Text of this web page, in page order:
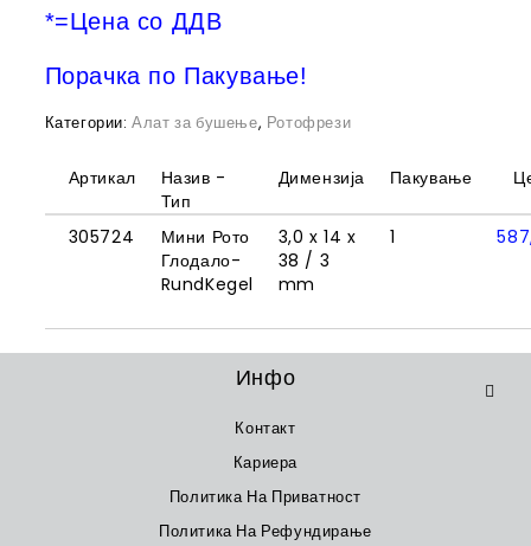
*=Цена со ДДВ
Порачка по Пакување!
Категории:Алат за бушење, Ротофрези
Артикал
Назив -
Тип
Димензија Пакување
305724
Мини Рото
Глодало-
RundKegel
3,0 x 14 x
38 / 3
mm
1
Инфо
Контакт
Кариера
Политика На Приватност
Политика На Рефундирање